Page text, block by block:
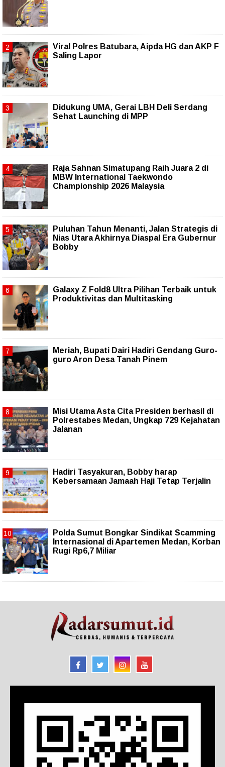
Viral Polres Batubara, Aipda HG dan AKP F
Saling Lapor
Didukung UMA, Gerai LBH Deli Serdang
Sehat Launching di MPP
Raja Sahnan Simatupang Raih Juara 2 di
MBW International Taekwondo
Championship 2026 Malaysia
Puluhan Tahun Menanti, Jalan Strategis di
Nias Utara Akhirnya Diaspal Era Gubernur
Bobby
Galaxy Z Fold8 Ultra Pilihan Terbaik untuk
Produktivitas dan Multitasking
Meriah, Bupati Dairi Hadiri Gendang Guro-
guro Aron Desa Tanah Pinem
Misi Utama Asta Cita Presiden berhasil di
Polrestabes Medan, Ungkap 729 Kejahatan
Jalanan
Hadiri Tasyakuran, Bobby harap
Kebersamaan Jamaah Haji Tetap Terjalin
Polda Sumut Bongkar Sindikat Scamming
Internasional di Apartemen Medan, Korban
Rugi Rp6,7 Miliar